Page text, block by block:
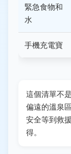
緊急食物和
水
手機充電寶
這個清單不
偏遠的溫泉
安全等到救
得。